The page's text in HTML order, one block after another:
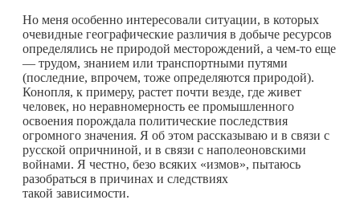
Но меня особенно интересовали ситуации, в которых
очевидные географические различия в добыче ресурсов
определялись не природой месторождений, а чем-то еще
— трудом, знанием или транспортными путями
(последние, впрочем, тоже определяются природой).
Конопля, к примеру, растет почти везде, где живет
человек, но неравномерность ее промышленного
освоения порождала политические последствия
огромного значения. Я об этом рассказываю и в связи с
русской опричниной, и в связи с наполеоновскими
войнами. Я честно, безо всяких «измов», пытаюсь
разобраться в причинах и следствиях
такой зависимости.